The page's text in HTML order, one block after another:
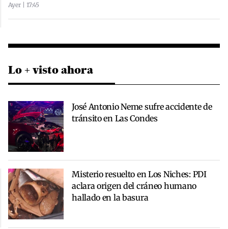
Ayer | 17:45
Lo + visto ahora
José Antonio Neme sufre accidente de
tránsito en Las Condes
Misterio resuelto en Los Niches: PDI
aclara origen del cráneo humano
hallado en la basura